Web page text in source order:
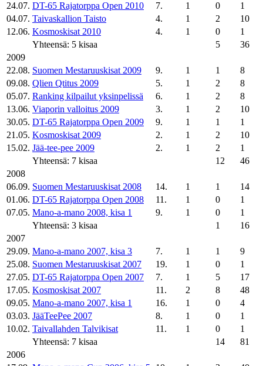
24.07. DT-65 Rajatorppa Open 2010 7. 1 0
1
04.07. Taivaskallion Taisto 4. 1 2
10
12.06. Kosmoskisat 2010 4. 1 0
1
Yhteensä: 5 kisaa
5
36
2009
22.08. Suomen Mestaruuskisat 2009 9. 1 1
8
09.08. Qlien Qtitus 2009 5. 1 2
8
05.07. Ranking kilpailut yksinpelissä 6. 1 2
8
13.06. Viaporin valloitus 2009 3. 1 2
10
30.05. DT-65 Rajatorppa Open 2009 9. 1 1
1
21.05. Kosmoskisat 2009 2. 1 2
10
15.02. Jää-tee-pee 2009 2. 1 2
1
Yhteensä: 7 kisaa
12
46
2008
06.09. Suomen Mestaruuskisat 2008 14. 1 1
14
01.06. DT-65 Rajatorppa Open 2008 11. 1 0
1
07.05. Mano-a-mano 2008, kisa 1 9. 1 0
1
Yhteensä: 3 kisaa
1
16
2007
29.09. Mano-a-mano 2007, kisa 3 7. 1 1
9
25.08. Suomen Mestaruuskisat 2007 19. 1 0
1
27.05. DT-65 Rajatorppa Open 2007 7. 1 5
17
17.05. Kosmoskisat 2007 11. 2 8
48
09.05. Mano-a-mano 2007, kisa 1 16. 1 0
4
03.03. JääTeePee 2007 8. 1 0
1
10.02. Taivallahden Talvikisat 11. 1 0
1
Yhteensä: 7 kisaa
14
81
2006